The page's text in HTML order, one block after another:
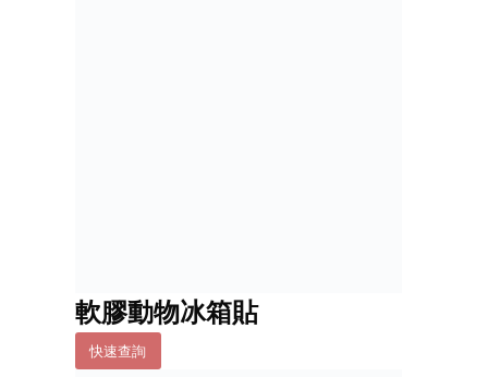
軟膠動物冰箱貼
快速查詢